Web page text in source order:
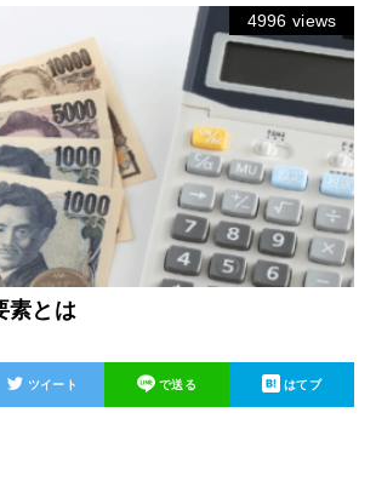
4996 views
素とは
ツイート で送る はてブ